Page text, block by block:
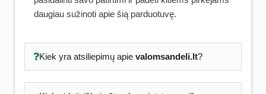
daugiau sužinoti apie šią parduotuvę.
Kiek yra atsiliepimų apie valomsandeli.lt?